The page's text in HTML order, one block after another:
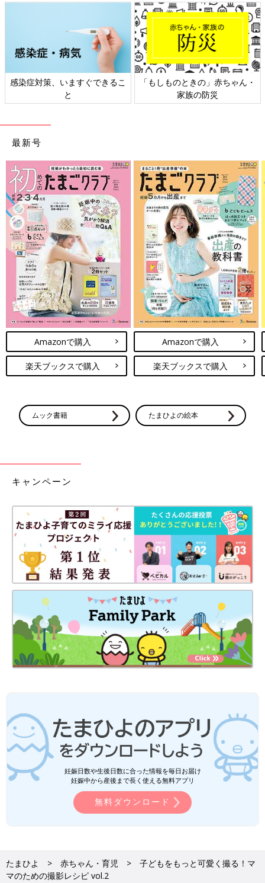
日本外来小児科学会リーフレッ
ト検討会
六星占術 細木かおりさんの人生
相談
最新号
Amazonで購入
楽天ブックスで購入
Amazonで購入
楽天ブックスで購入
ムック書籍 たまひよの絵本
キャンペーン
妊娠日数や生後日数に合った情報を毎日お届け
妊娠中から産後まで長く使える無料アプリ
無料ダウンロード
たまひよ 赤ちゃん・育児
子どもをもっと可愛く撮る！マ
マのための撮影レシピ vol.2